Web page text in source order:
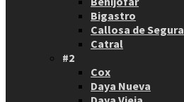
Bigastro
Callosa de Segura
Catral
#2
Cox
Daya Nueva